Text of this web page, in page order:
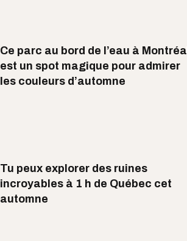
Ce parc au bord de l’eau à Montréal
est un spot magique pour admirer
les couleurs d’automne
Tu peux explorer des ruines
incroyables à 1 h de Québec cet
automne